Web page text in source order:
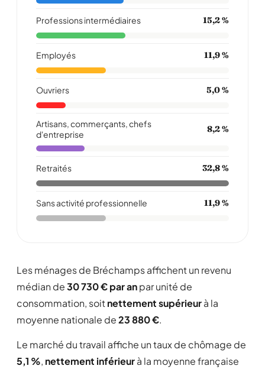
Professions intermédiaires 15,2 %
Employés 11,9 %
Ouvriers 5,0 %
Artisans, commerçants, chefs
d'entreprise
8,2 %
Retraités 32,8 %
Sans activité professionnelle 11,9 %
Les ménages de Bréchamps affichent un revenu
médian de30 730 € par anpar unité de
consommation, soitnettement supérieurà la
moyenne nationale de23 880 €.
Le marché du travail affiche un taux de chômage de
5,1 %, nettement inférieurà la moyenne française